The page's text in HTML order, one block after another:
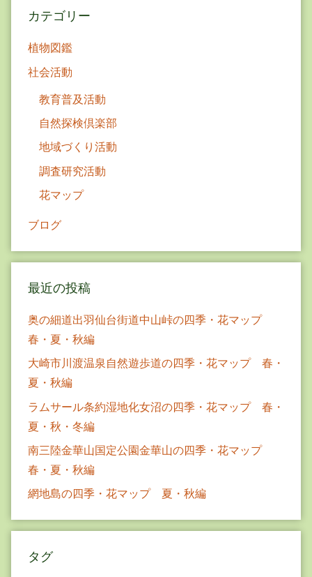
ジ
送
カテゴリー
植物図鑑
社会活動
教育普及活動
自然探検倶楽部
地域づくり活動
調査研究活動
花マップ
ブログ
最近の投稿
奥の細道出羽仙台街道中山峠の四季・花マップ
春・夏・秋編
大崎市川渡温泉自然遊歩道の四季・花マップ 春・
夏・秋編
ラムサール条約湿地化女沼の四季・花マップ 春・
夏・秋・冬編
南三陸金華山国定公園金華山の四季・花マップ
春・夏・秋編
網地島の四季・花マップ 夏・秋編
タグ